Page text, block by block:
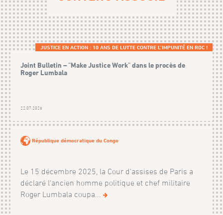
JUSTICE EN ACTION : 10 ANS DE LUTTE CONTRE L’IMPUNITÉ EN RDC !
Joint Bulletin – "Make Justice Work" dans le procès de
Roger Lumbala
22.07.2026
République démocratique du Congo
Le 15 décembre 2025, la Cour d'assises de Paris a
déclaré l'ancien homme politique et chef militaire
Roger Lumbala coupa...